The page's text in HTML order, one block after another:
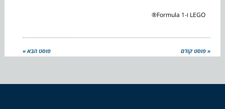
LEGO ו-Formula 1®
« פוסט קודם פוסט הבא »